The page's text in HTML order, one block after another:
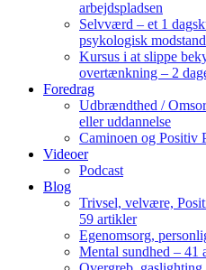
arbejdspladsen
Selvværd – et 1
psykologisk
Kursus i at slippe
overtænkning – 2
Foredrag
Udbrændthed /
eller uddannelse
Caminoen og Positiv
Videoer
Podcast
Blog
Trivsel, velvære,
59 artikler
Egenomsorg,
Mental sundhed – 41